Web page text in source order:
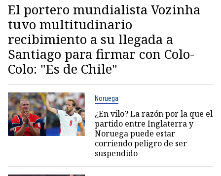
El portero mundialista Vozinha
tuvo multitudinario
recibimiento a su llegada a
Santiago para firmar con Colo-
Colo: "Es de Chile"
Noruega
¿En vilo? La razón por la que el
partido entre Inglaterra y
Noruega puede estar
corriendo peligro de ser
suspendido